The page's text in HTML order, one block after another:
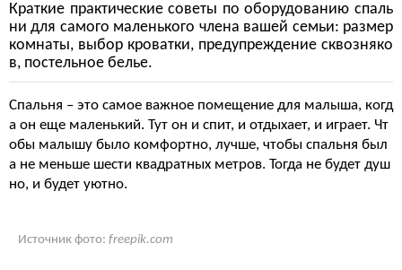
Краткие практические советы по оборудованию спаль
ни для самого маленького члена вашей семьи: размер
комнаты, выбор кроватки, предупреждение сквозняко
в, постельное белье.
Спальня – это самое важное помещение для малыша, когд
а он еще маленький. Тут он и спит, и отдыхает, и играет. Чт
обы малышу было комфортно, лучше, чтобы спальня был
а не меньше шести квадратных метров. Тогда не будет душ
но, и будет уютно.
Источник фото: freepik.com